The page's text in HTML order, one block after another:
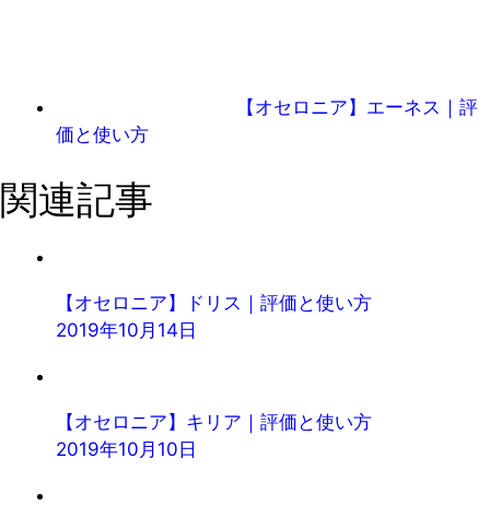
【オセロニア】エーネス｜評
価と使い方
関連記事
【オセロニア】ドリス｜評価と使い方
2019年10月14日
【オセロニア】キリア｜評価と使い方
2019年10月10日